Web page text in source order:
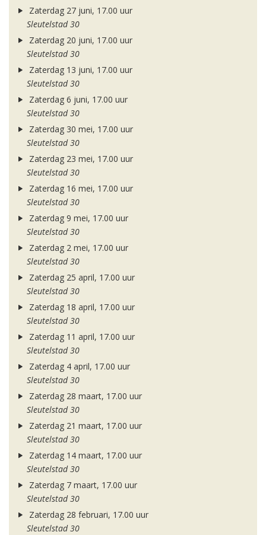
Zaterdag 27 juni, 17.00 uur
Sleutelstad 30
Zaterdag 20 juni, 17.00 uur
Sleutelstad 30
Zaterdag 13 juni, 17.00 uur
Sleutelstad 30
Zaterdag 6 juni, 17.00 uur
Sleutelstad 30
Zaterdag 30 mei, 17.00 uur
Sleutelstad 30
Zaterdag 23 mei, 17.00 uur
Sleutelstad 30
Zaterdag 16 mei, 17.00 uur
Sleutelstad 30
Zaterdag 9 mei, 17.00 uur
Sleutelstad 30
Zaterdag 2 mei, 17.00 uur
Sleutelstad 30
Zaterdag 25 april, 17.00 uur
Sleutelstad 30
Zaterdag 18 april, 17.00 uur
Sleutelstad 30
Zaterdag 11 april, 17.00 uur
Sleutelstad 30
Zaterdag 4 april, 17.00 uur
Sleutelstad 30
Zaterdag 28 maart, 17.00 uur
Sleutelstad 30
Zaterdag 21 maart, 17.00 uur
Sleutelstad 30
Zaterdag 14 maart, 17.00 uur
Sleutelstad 30
Zaterdag 7 maart, 17.00 uur
Sleutelstad 30
Zaterdag 28 februari, 17.00 uur
Sleutelstad 30